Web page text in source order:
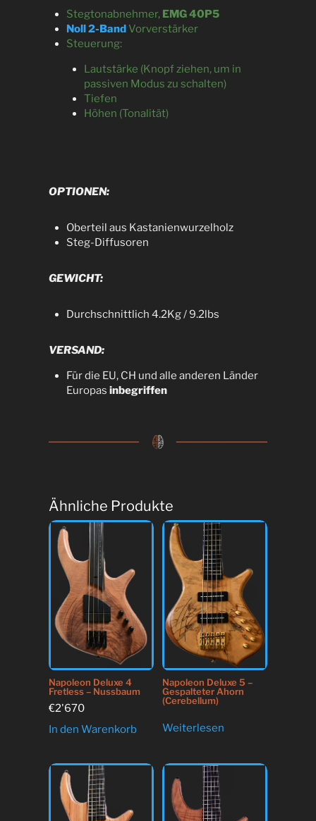
Stegtonabnehmer,EMG 40P5
Noll 2-BandVorverstärker
Steuerung:
Lautstärke (Knopf ziehen, um in
passiven Modus zu schalten)
Tiefen
Höhen (Tonalität)
OPTIONEN:
Oberteil aus Kastanienwurzelholz
Steg-Diffusoren
GEWICHT:
Durchschnittlich 4.2Kg / 9.2lbs
VERSAND:
Für die EU, CH und alle anderen Länder
Europas inbegriffen
Ähnliche Produkte
Napoleon Deluxe 4
Fretless – Nussbaum
€2'670
In den Warenkorb
Napoleon Deluxe 5 –
Gespalteter Ahorn
(Cerebellum)
Weiterlesen